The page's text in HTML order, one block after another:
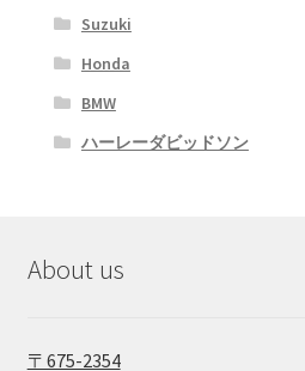
Suzuki
Honda
BMW
ハーレーダビッドソン
About us
〒675-2354